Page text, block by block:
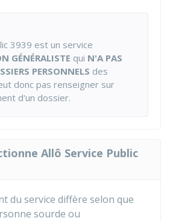
3939 est un service
GÉNÉRALISTE qui N'A PAS
PERSONNELS des
donc pas renseigner sur
d'un dossier.
Allô Service Public
du service diffère selon que
sourde ou